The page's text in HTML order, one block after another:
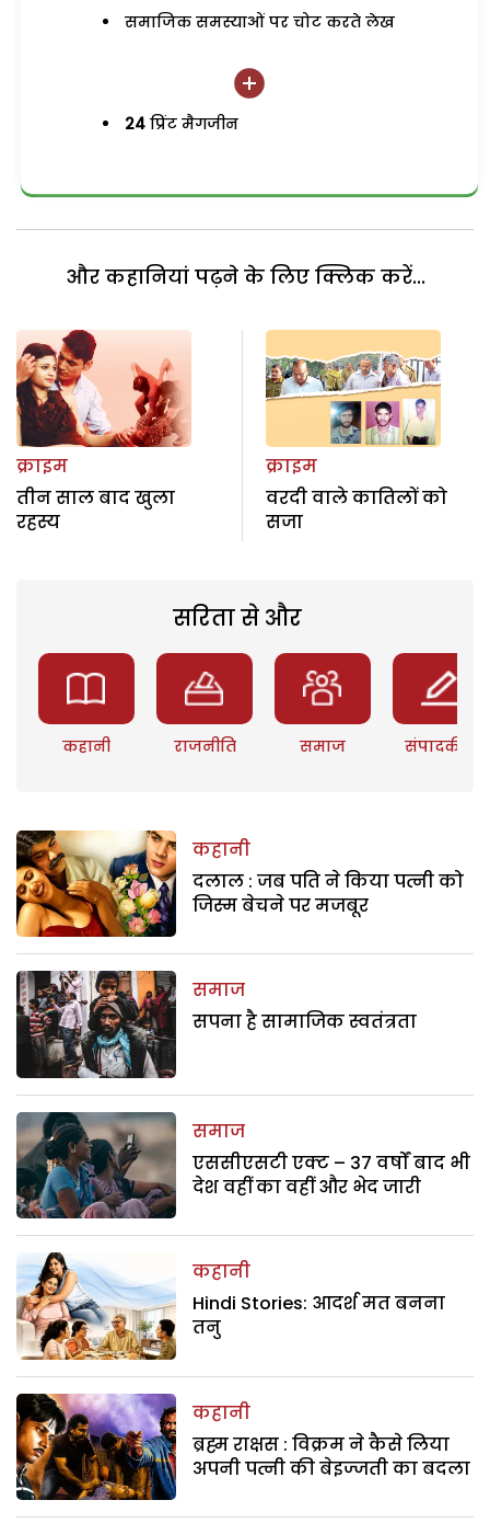
समाजिक समस्याओं पर चोट करते लेख
24 प्रिंट मैगजीन
और कहानियां पढ़ने के लिए क्लिक करें...
क्राइम
तीन साल बाद खुला
रहस्य
क्राइम
वरदी वाले कातिलों को
सजा
सरिता से और
कहानी राजनीति समाज संपादकीय
कहानी
दलाल : जब पति ने किया पत्नी को
जिस्म बेचने पर मजबूर
समाज
सपना है सामाजिक स्वतंत्रता
समाज
एससीएसटी एक्ट – 37 वर्षों बाद भी
देश वहीं का वहीं और भेद जारी
कहानी
Hindi Stories: आदर्श मत बनना
तनु
कहानी
ब्रह्म राक्षस : विक्रम ने कैसे लिया
अपनी पत्नी की बेइज्जती का बदला